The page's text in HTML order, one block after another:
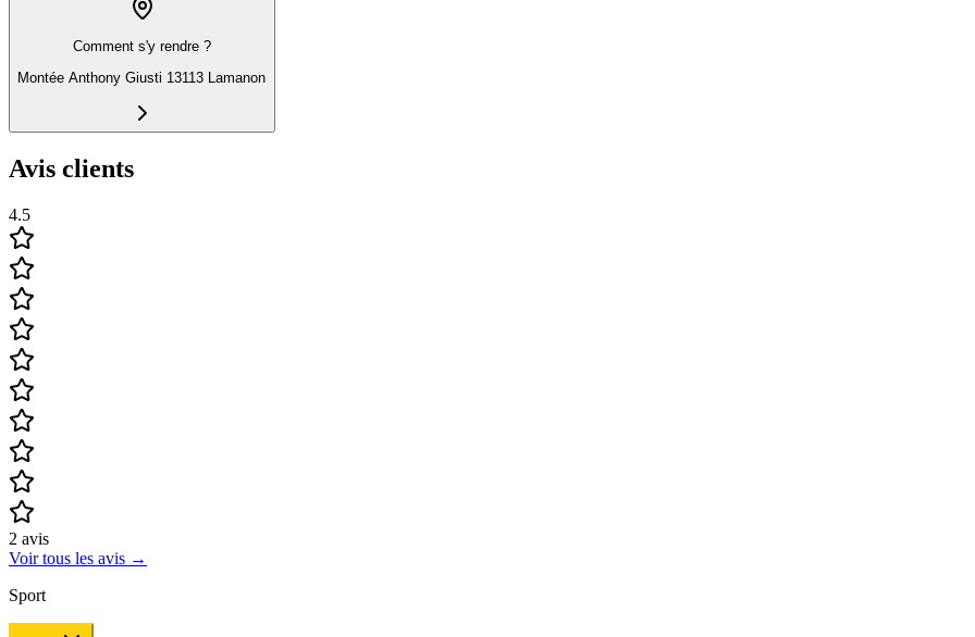
Comment s'y rendre ?
Montée Anthony Giusti 13113 Lamanon
Avis clients
4.5
2 avis
Voir tous les avis →
Sport